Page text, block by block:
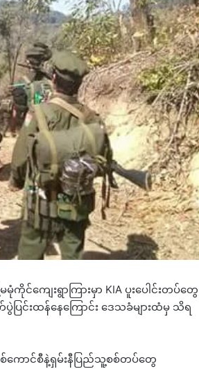
ကိုင်ကျေးရွာကြားမှာ KIA ပူးပေါင်းတပ်တွေ
ြင်းထန်နေကြောင်း ဒေသခံများထံမှ သိရ
ောင်စီနဲ့ရှမ်းနီပြည်သူ့စစ်တပ်တွေ